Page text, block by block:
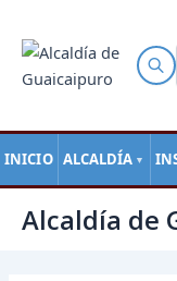
INICIO ALCALDÍA ▼
contenido
Alcaldía de
de